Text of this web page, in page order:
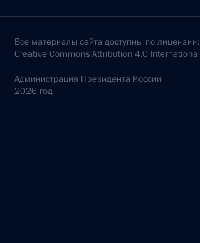
Все материалы сайта доступны по лицензии:
Creative Commons Attribution 4.0 International
Администрация Президента России
2026 год